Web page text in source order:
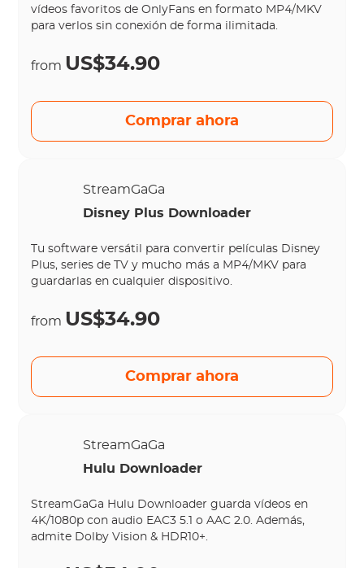
vídeos favoritos de OnlyFans en formato MP4/MKV
para verlos sin conexión de forma ilimitada.
from US$34.90
Comprar ahora
StreamGaGa
Disney Plus Downloader
Tu software versátil para convertir películas Disney
Plus, series de TV y mucho más a MP4/MKV para
guardarlas en cualquier dispositivo.
from US$34.90
Comprar ahora
StreamGaGa
Hulu Downloader
StreamGaGa Hulu Downloader guarda vídeos en
4K/1080p con audio EAC3 5.1 o AAC 2.0. Además,
admite Dolby Vision & HDR10+.